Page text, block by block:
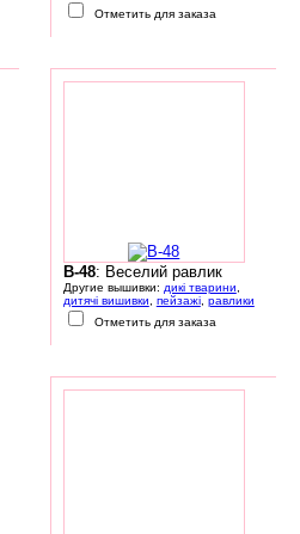
Отметить для заказа
B-48: Веселий равлик
Другие вышивки: дикі тварини
дитячі вишивки
пейзажі, равлики
Отметить для заказа